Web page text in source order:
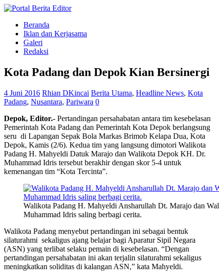
Beranda
Iklan dan Kerjasama
Galeri
Redaksi
Kota Padang dan Depok Kian Bersinergi
4 Juni 2016 Rhian DKincai Berita Utama, Headline News, Kota
Padang, Nusantara, Pariwara 0
Depok, Editor.- Pertandingan persahabatan antara tim kesebelasan
Pemerintah Kota Padang dan Pemerintah Kota Depok berlangsung
seru di Lapangan Sepak Bola Markas Brimob Kelapa Dua, Kota
Depok, Kamis (2/6). Kedua tim yang langsung dimotori Walikota
Padang H. Mahyeldi Datuk Marajo dan Walikota Depok KH. Dr.
Muhammad Idris tersebut berakhir dengan skor 5-4 untuk
kemenangan tim “Kota Tercinta”.
Walikota Padang H. Mahyeldi Ansharullah Dt. Marajo dan
Muhammad Idris saling berbagi cerita.
Walikota Padang menyebut pertandingan ini sebagai bentuk
silaturahmi sekaligus ajang belajar bagi Aparatur Sipil Negara
(ASN) yang terlibat selaku pemain di kesebelasan. “Dengan
pertandingan persahabatan ini akan terjalin silaturahmi sekaligus
meningkatkan soliditas di kalangan ASN,” kata Mahyeldi.